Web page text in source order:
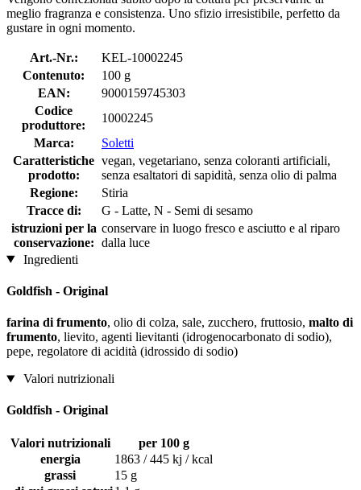
meglio fragranza e consistenza. Uno sfizio irresistibile, perfetto da
gustare in ogni momento.
Art.-Nr.:
KEL-10002245
Contenuto:
100 g
EAN:
9000159745303
Codice
produttore:
10002245
Marca:
Soletti
Caratteristiche
prodotto:
vegan, vegetariano, senza coloranti artificiali,
senza esaltatori di sapidità, senza olio di palma
Regione:
Stiria
Tracce di:
G - Latte, N - Semi di sesamo
istruzioni per la
conservazione:
conservare in luogo fresco e asciutto e al riparo
dalla luce
Ingredienti
Goldfish - Original
farina di frumento, olio di colza, sale, zucchero, fruttosio, malto di
frumento, lievito, agenti lievitanti (idrogenocarbonato di sodio),
pepe, regolatore di acidità (idrossido di sodio)
Valori nutrizionali
Goldfish - Original
Valori nutrizionali
per 100 g
energia
1863 / 445 kj / kcal
grassi
15 g